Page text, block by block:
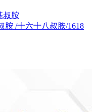
叔胺
胺 /十六十八叔胺/1618